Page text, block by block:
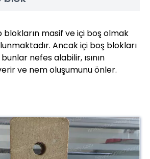
masif ve içi boş olmak
Ancak içi boş blokları
nefes alabilir, ısının
ve nem oluşumunu önler.